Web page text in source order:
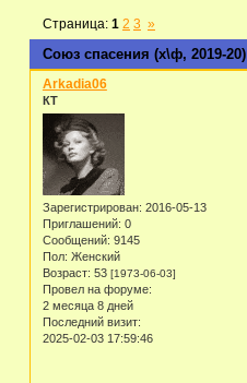
Союз спасения (х\ф, 2019-20)
Страница: 1 2 3 »
Arkadia06
КТ
Зарегистрирован: 2016-05-13
Приглашений: 0
Сообщений: 9145
Пол: Женский
Возраст: 53 [1973-06-03]
Провел на форуме:
2 месяца 8 дней
Последний визит:
2025-02-03 17:59:46